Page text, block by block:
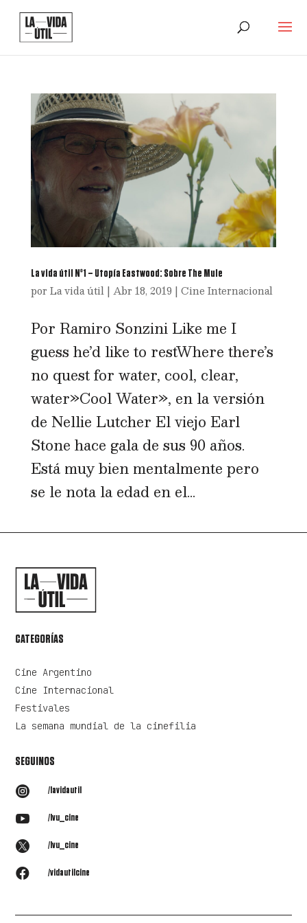
La vida útil Nº1 – Utopía Eastwood: Sobre The Mule
por La vida útil| Abr 18, 2019 | Cine Internacional
Por Ramiro Sonzini Like me I
guess he’d like to restWhere there’s
no quest for water, cool, clear,
water»Cool Water», en la versión
de Nellie Lutcher El viejo Earl
Stone hace gala de sus 90 años.
Está muy bien mentalmente pero
se le nota la edad en el...
CATEGORÍAS
Cine Argentino
Cine Internacional
Festivales
La semana mundial de la cinefilia
SEGUINOS
 /lavidautil
 /lvu_cine
 /lvu_cine
 /vidautilcine